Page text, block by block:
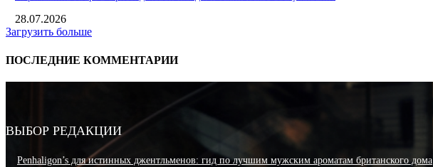
28.07.2026
Загрузить больше
ПОСЛЕДНИЕ КОММЕНТАРИИ
ВЫБОР РЕДАКЦИИ
Penhaligon’s для истинных джентльменов: гид по лучшим мужским ароматам британского дома